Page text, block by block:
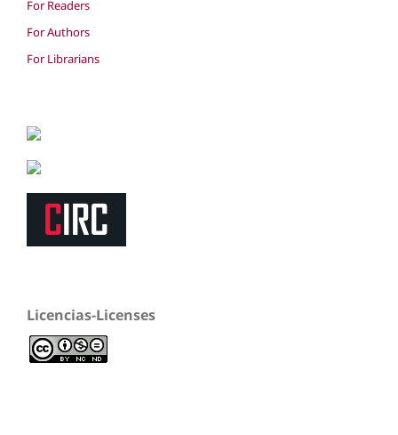
For Readers
For Authors
For Librarians
Licencias-Licenses